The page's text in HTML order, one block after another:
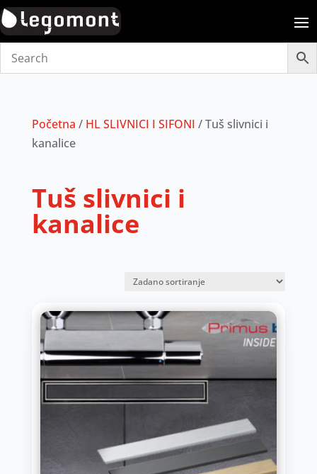
Početna / HL SLIVNICI I SIFONI / Tuš slivnici i
kanalice
Tuš slivnici i
kanalice